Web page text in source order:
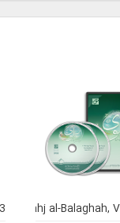
of Nahj al-Balaghah,